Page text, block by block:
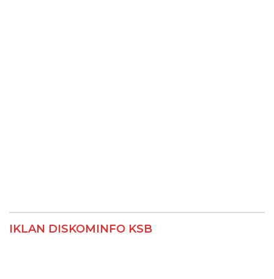
IKLAN DISKOMINFO KSB